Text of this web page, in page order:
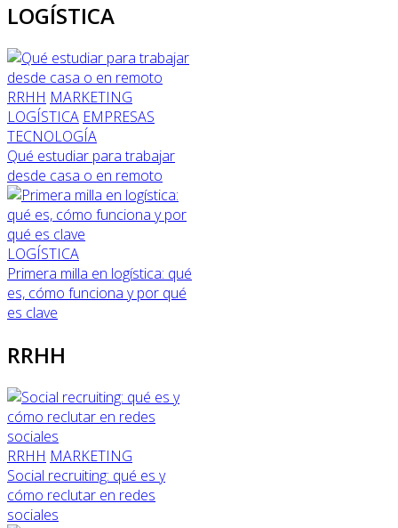
LOGÍSTICA
RRHH MARKETING
LOGÍSTICA EMPRESAS
TECNOLOGÍA
Qué estudiar para trabajar
desde casa o en remoto
LOGÍSTICA
Primera milla en logística: qué
es, cómo funciona y por qué
es clave
RRHH
RRHH MARKETING
Social recruiting: qué es y
cómo reclutar en redes
sociales